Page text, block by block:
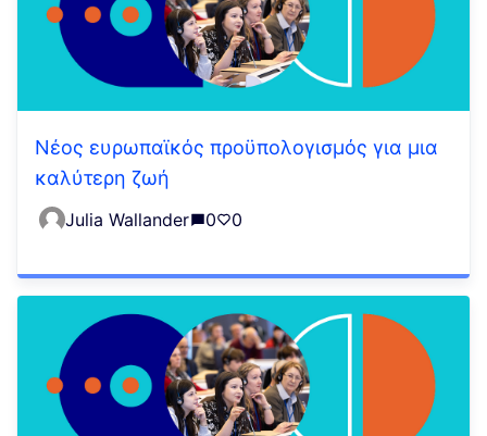
Νέος ευρωπαϊκός προϋπολογισμός για μια
καλύτερη ζωή
Julia Wallander 0 0